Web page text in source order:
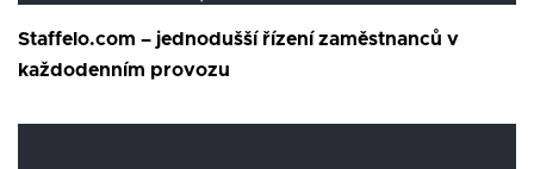
Staffelo.com – jednodušší řízení zaměstnanců v
každodenním provozu